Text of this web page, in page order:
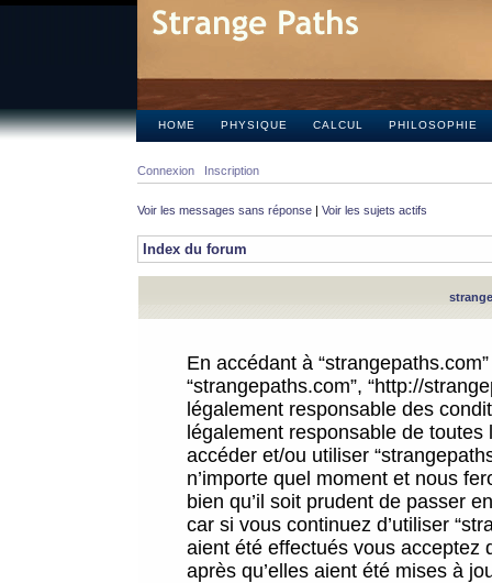
HOME PHYSIQUE CALCUL PHILOSOPHIE
Connexion Inscription
Voir les messages sans réponse | Voir les sujets actifs
Index du forum
En accédant à
“strangepaths.com”, “http://
légalement responsable des
légalement responsable de
accéder et/ou utiliser
n’importe quel moment et nous
bien qu’il soit prudent de passer
car si vous continuez d’utiliser
aient été effectués vous acceptez
après qu’elles aient été mises à